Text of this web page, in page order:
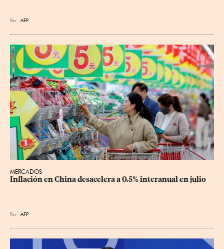
Por AFP
MERCADOS
Inflación en China desacelera a 0.5% interanual en julio
Por AFP